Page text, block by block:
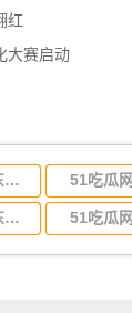
红
大赛启动
51吃瓜网:东莞到陕西省物流运输,东莞到陕西省物流公司
51吃瓜网:东莞到福建省物流运输,东莞到福建省物流公司